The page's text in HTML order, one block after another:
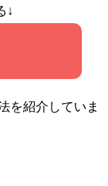
↓
を紹介していま